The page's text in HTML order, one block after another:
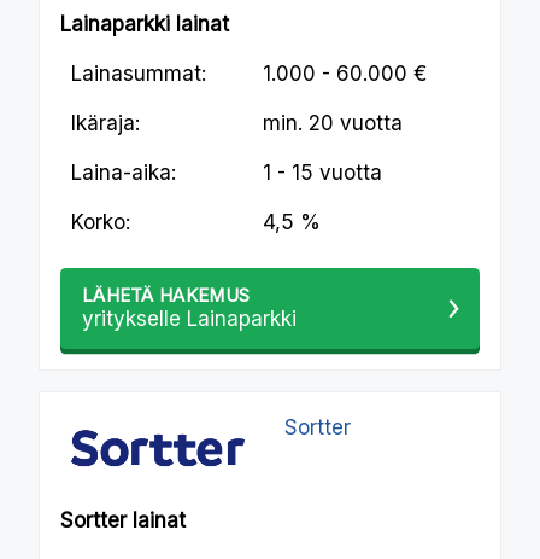
Lainaparkki lainat
Lainasummat: 1.000 - 60.000 €
Ikäraja: min. 20 vuotta
Laina-aika: 1 - 15 vuotta
Korko: 4,5 %
LÄHETÄ HAKEMUS
yritykselle Lainaparkki
Sortter
Sortter lainat